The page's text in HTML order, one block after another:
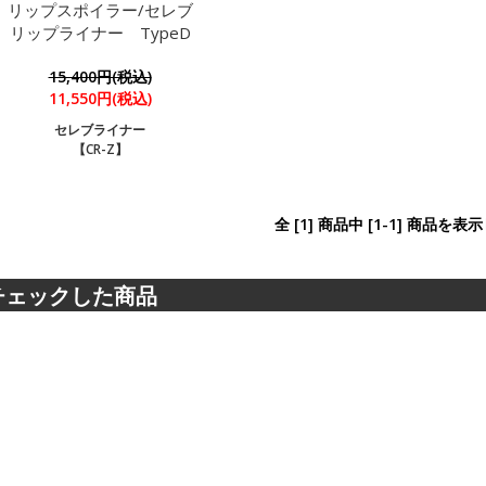
リップスポイラー/セレブ
リップライナー TypeD
15,400円(税込)
11,550円(税込)
セレブライナー
【CR-Z】
全 [1] 商品中 [1-1] 商品を表示
ックした商品